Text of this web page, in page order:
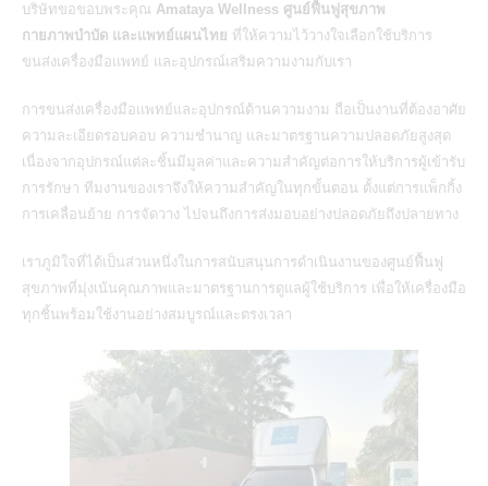
บริษัทขอขอบพระคุณ Amataya Wellness ศูนย์ฟื้นฟูสุขภาพ
กายภาพบำบัด และแพทย์แผนไทย ที่ให้ความไว้วางใจเลือกใช้บริการ
ขนส่งเครื่องมือแพทย์ และอุปกรณ์เสริมความงามกับเรา
การขนส่งเครื่องมือแพทย์และอุปกรณ์ด้านความงาม ถือเป็นงานที่ต้องอาศัย
ความละเอียดรอบคอบ ความชำนาญ และมาตรฐานความปลอดภัยสูงสุด
เนื่องจากอุปกรณ์แต่ละชิ้นมีมูลค่าและความสำคัญต่อการให้บริการผู้เข้ารับ
การรักษา ทีมงานของเราจึงให้ความสำคัญในทุกขั้นตอน ตั้งแต่การแพ็กกิ้ง
การเคลื่อนย้าย การจัดวาง ไปจนถึงการส่งมอบอย่างปลอดภัยถึงปลายทาง
เราภูมิใจที่ได้เป็นส่วนหนึ่งในการสนับสนุนการดำเนินงานของศูนย์ฟื้นฟู
สุขภาพที่มุ่งเน้นคุณภาพและมาตรฐานการดูแลผู้ใช้บริการ เพื่อให้เครื่องมือ
ทุกชิ้นพร้อมใช้งานอย่างสมบูรณ์และตรงเวลา